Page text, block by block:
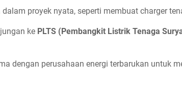
proyek nyata, seperti membuat charger
ke PLTS (Pembangkit Listrik Tenaga
dengan perusahaan energi terbarukan untuk